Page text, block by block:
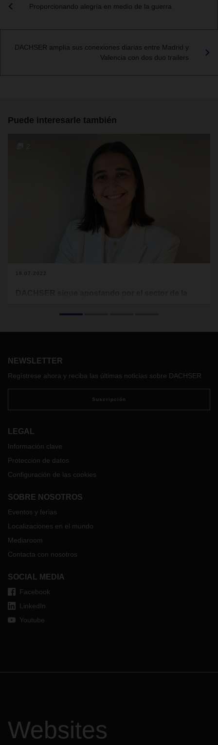
Proporcionando alegría en medio de la guerra
DACHSER amplía sus conexiones diarias entre Madrid y
Valencia con dos duo trailers
Puede interesarle también
18.07.2022
multinacional especializada en logística asume un papel de
Chem Logistics
NEWSLETTER
Regístrese ahora y reciba las últimas noticias sobre DACHSER
Suscripción
LEGAL
Información clave
Protección de datos
Configuración de las cookies
SOBRE NOSOTROS
Eventos y ferias
Localizaciones en el mundo
Mediaroom
Contacta con nosotros
SOCIAL MEDIA
Facebook
LinkedIn
Youtube
Websites